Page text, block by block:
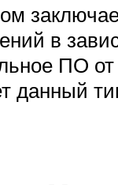
в
ПО от
данный